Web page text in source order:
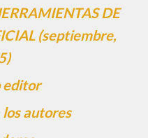
DE
(septiembre,
editor
autores